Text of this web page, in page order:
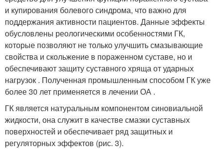
и купирования болевого синдрома, что важно для
поддержания активности пациентов. Данные эффекты
обусловлены реологическими особенностями ГК,
которые позволяют не только улучшить смазывающие
свойства и скольжение в пораженном суставе, но и
обеспечивают защиту суставного хряща от ударных
нагрузок . Полученная промышленным способом ГК уже
более 30 лет применяется в лечении ОА .
ГК является натуральным компонентом синовиальной
жидкости, она служит в качестве смазки суставных
поверхностей и обеспечивает ряд защитных и
регуляторных эффектов (рис. 3).